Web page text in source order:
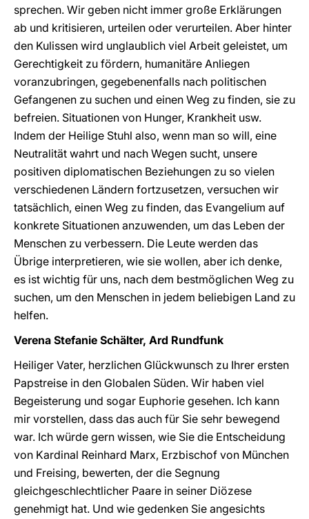
sprechen. Wir geben nicht immer große Erklärungen
ab und kritisieren, urteilen oder verurteilen. Aber hinter
den Kulissen wird unglaublich viel Arbeit geleistet, um
Gerechtigkeit zu fördern, humanitäre Anliegen
voranzubringen, gegebenenfalls nach politischen
Gefangenen zu suchen und einen Weg zu finden, sie zu
befreien. Situationen von Hunger, Krankheit usw.
Indem der Heilige Stuhl also, wenn man so will, eine
Neutralität wahrt und nach Wegen sucht, unsere
positiven diplomatischen Beziehungen zu so vielen
verschiedenen Ländern fortzusetzen, versuchen wir
tatsächlich, einen Weg zu finden, das Evangelium auf
konkrete Situationen anzuwenden, um das Leben der
Menschen zu verbessern. Die Leute werden das
Übrige interpretieren, wie sie wollen, aber ich denke,
es ist wichtig für uns, nach dem bestmöglichen Weg zu
suchen, um den Menschen in jedem beliebigen Land zu
helfen.
Verena Stefanie Schälter, Ard Rundfunk
Heiliger Vater, herzlichen Glückwunsch zu Ihrer ersten
Papstreise in den Globalen Süden. Wir haben viel
Begeisterung und sogar Euphorie gesehen. Ich kann
mir vorstellen, dass das auch für Sie sehr bewegend
war. Ich würde gern wissen, wie Sie die Entscheidung
von Kardinal Reinhard Marx, Erzbischof von München
und Freising, bewerten, der die Segnung
gleichgeschlechtlicher Paare in seiner Diözese
genehmigt hat. Und wie gedenken Sie angesichts